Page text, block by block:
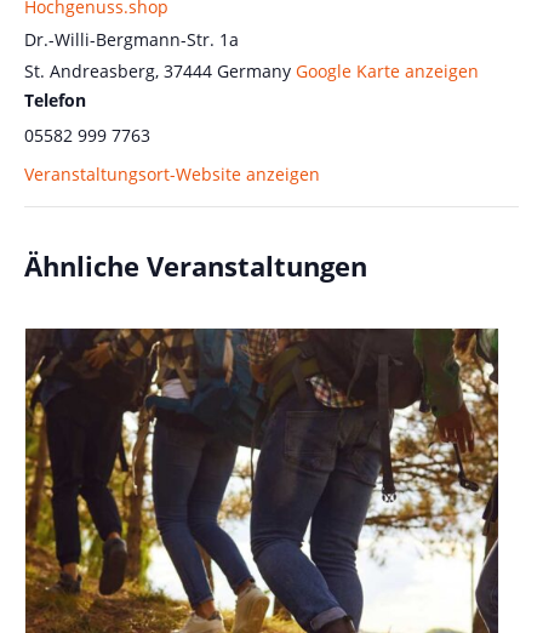
Hochgenuss.shop
Dr.-Willi-Bergmann-Str. 1a
St. Andreasberg, 37444 Germany Google Karte anzeigen
Telefon
05582 999 7763
Veranstaltungsort-Website anzeigen
Ähnliche Veranstaltungen